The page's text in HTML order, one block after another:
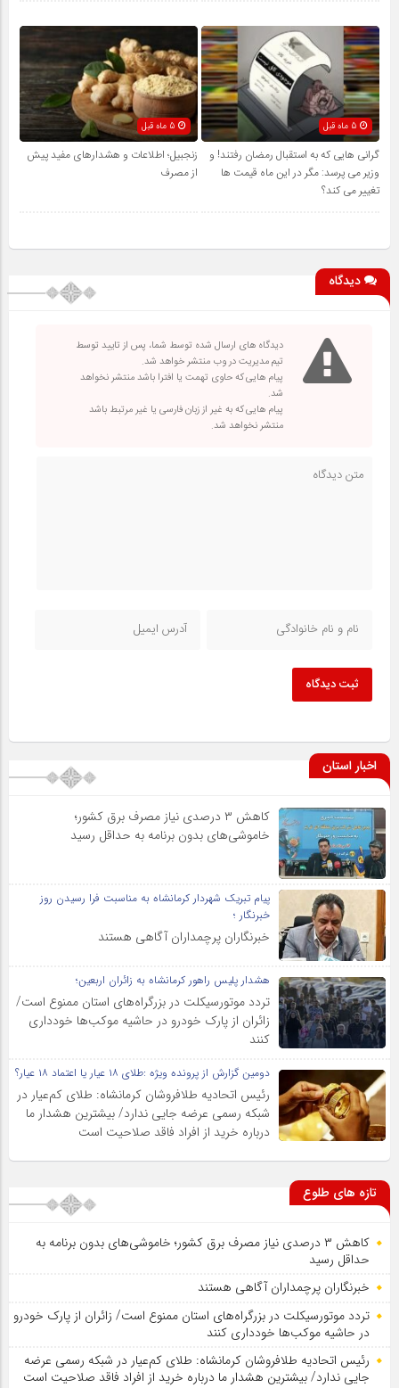
گرانی هایی که به استقبال رمضان رفتند! و
وزیر می پرسد: مگر در این ماه قیمت ها
تغییر می کند؟
زنجبیل؛ اطلاعات و هشدارهای مفید پیش
از مصرف
دیدگاه
دیدگاه های ارسال شده توسط شما، پس از تایید توسط
تیم مدیریت در وب منتشر خواهد شد.
پیام هایی که حاوی تهمت یا افترا باشد منتشر نخواهد
شد.
پیام هایی که به غیر از زبان فارسی یا غیر مرتبط باشد
منتشر نخواهد شد.
ثبت دیدگاه
اخبار استان
کاهش ۳ درصدی نیاز مصرف برق کشور؛
خاموشی‌های بدون برنامه به حداقل رسید
پیام تبریک شهردار کرمانشاه به مناسبت فرا رسیدن روز
خبرنگار ؛
خبرنگاران پرچمداران آگاهی هستند
هشدار پلیس راهور کرمانشاه به زائران اربعین؛
تردد موتورسیکلت در بزرگراه‌های استان ممنوع است/
زائران از پارک خودرو در حاشیه موکب‌ها خودداری
کنند
دومین گزارش از پرونده ویژه :طلای ۱۸ عیار یا اعتماد ۱۸ عیار؟
رئیس اتحادیه طلافروشان کرمانشاه: طلای کم‌عیار در
شبکه رسمی عرضه جایی ندارد/ بیشترین هشدار ما
درباره خرید از افراد فاقد صلاحیت است
تازه های طلوع
کاهش ۳ درصدی نیاز مصرف برق کشور؛ خاموشی‌های بدون برنامه به
حداقل رسید
خبرنگاران پرچمداران آگاهی هستند
تردد موتورسیکلت در بزرگراه‌های استان ممنوع است/ زائران از پارک خودرو
در حاشیه موکب‌ها خودداری کنند
رئیس اتحادیه طلافروشان کرمانشاه: طلای کم‌عیار در شبکه رسمی عرضه
جایی ندارد/ بیشترین هشدار ما درباره خرید از افراد فاقد صلاحیت است